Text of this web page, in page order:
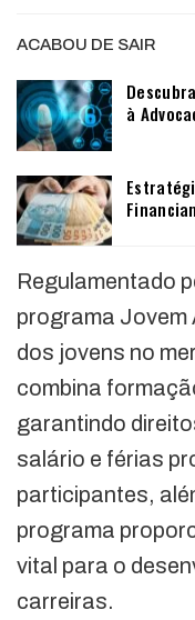
ACABOU DE SAIR
à
Regulamentado
programa Jovem
dos jovens no
combina
garantindo
salário e férias
participantes,
programa
vital para o
carreiras.